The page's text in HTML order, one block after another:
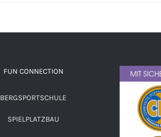
FUN CONNECTION
BERGSPORTSCHULE
SPIELPLATZBAU